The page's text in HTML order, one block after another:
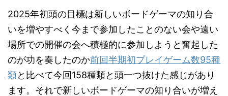
2025年初頭の目標は新しいボードゲーマの知り合
いを増やすべく今まで参加したことのない会や遠い
場所での開催の会へ積極的に参加しようと奮起した
のが功を奏したのか前回半期初プレイゲーム数95種
類と比べて今回158種類と頭一つ抜けた感じがあり
ます。それで新しいボードゲーマの知り合いが増え